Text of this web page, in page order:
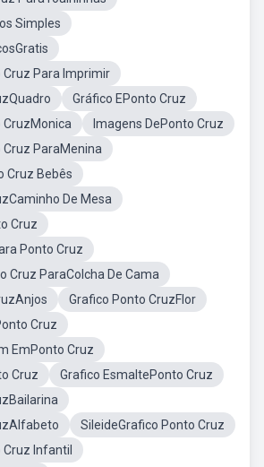
Simples
Cruz Para Imprimir
Gráfico EPonto Cruz
CruzMonica
Imagens DePonto Cruz
ParaMenina
Cruz Bebês
De Mesa
Cruz
Ponto Cruz
Cruz ParaColcha De Cama
Grafico Ponto CruzFlor
Cruz
EmPonto Cruz
Cruz
Grafico EsmaltePonto Cruz
SileideGrafico Ponto Cruz
Infantil